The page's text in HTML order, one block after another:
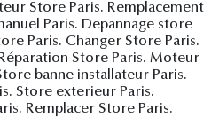
Store Paris. Remplacement
Paris. Depannage store
Paris. Changer Store Paris.
Store Paris. Moteur
banne installateur Paris.
Store exterieur Paris.
Remplacer Store Paris.